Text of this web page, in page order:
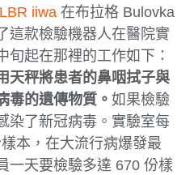
iiwa 在布拉格 Bulovka
這款檢驗機器人在醫院實
旬起在那裡的工作如下：
天秤將患者的鼻咽拭子與
毒的遺傳物質。如果檢驗
染了新冠病毒。實驗室每
本，在大流行病爆發最
一天要檢驗多達 670 份樣